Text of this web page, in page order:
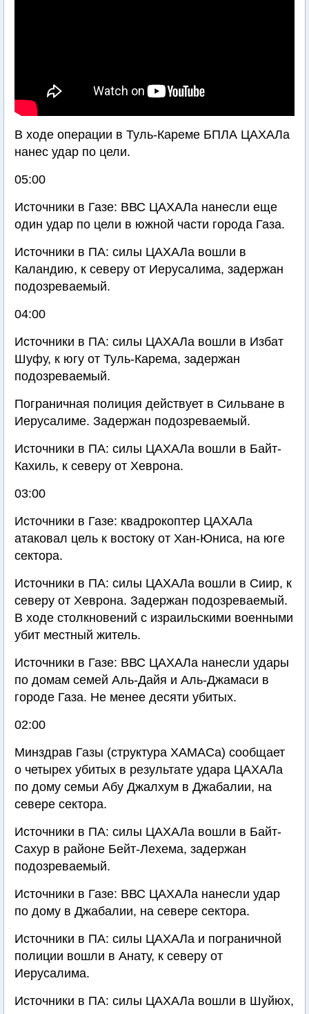
В ходе операции в Туль-Кареме БПЛА ЦАХАЛа
нанес удар по цели.
05:00
Источники в Газе: ВВС ЦАХАЛа нанесли еще
один удар по цели в южной части города Газа.
Источники в ПА: силы ЦАХАЛа вошли в
Каландию, к северу от Иерусалима, задержан
подозреваемый.
04:00
Источники в ПА: силы ЦАХАЛа вошли в Избат
Шуфу, к югу от Туль-Карема, задержан
подозреваемый.
Пограничная полиция действует в Сильване в
Иерусалиме. Задержан подозреваемый.
Источники в ПА: силы ЦАХАЛа вошли в Байт-
Кахиль, к северу от Хеврона.
03:00
Источники в Газе: квадрокоптер ЦАХАЛа
атаковал цель к востоку от Хан-Юниса, на юге
сектора.
Источники в ПА: силы ЦАХАЛа вошли в Сиир, к
северу от Хеврона. Задержан подозреваемый.
В ходе столкновений с израильскими военными
убит местный житель.
Источники в Газе: ВВС ЦАХАЛа нанесли удары
по домам семей Аль-Дайя и Аль-Джамаси в
городе Газа. Не менее десяти убитых.
02:00
Минздрав Газы (структура ХАМАСа) сообщает
о четырех убитых в результате удара ЦАХАЛа
по дому семьи Абу Джалхум в Джабалии, на
севере сектора.
Источники в ПА: силы ЦАХАЛа вошли в Байт-
Сахур в районе Бейт-Лехема, задержан
подозреваемый.
Источники в Газе: ВВС ЦАХАЛа нанесли удар
по дому в Джабалии, на севере сектора.
Источники в ПА: силы ЦАХАЛа и пограничной
полиции вошли в Анату, к северу от
Иерусалима.
Источники в ПА: силы ЦАХАЛа вошли в Шуйюх,